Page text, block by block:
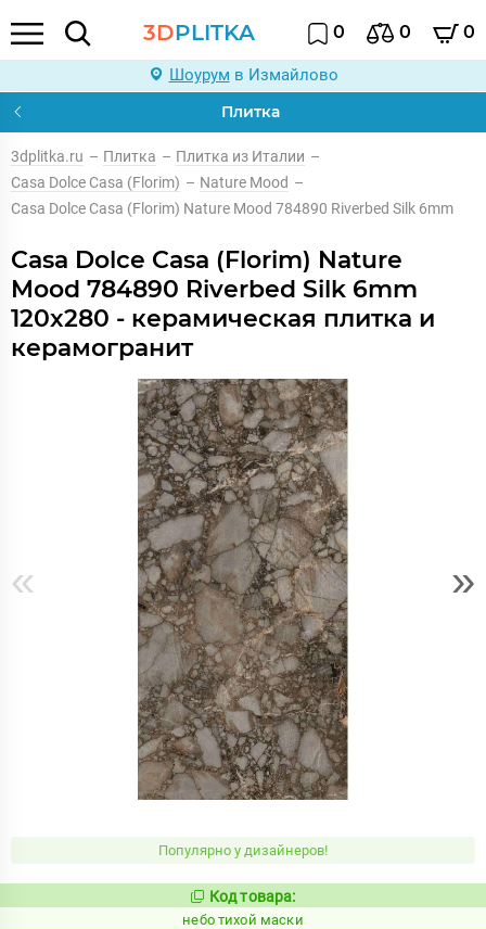
3DPLITKA 0 0 0
Шоурум в Измайлово
Плитка
3dplitka.ru – Плитка – Плитка из Италии –
Casa Dolce Casa (Florim) – Nature Mood –
Casa Dolce Casa (Florim) Nature Mood 784890 Riverbed Silk 6mm
Casa Dolce Casa (Florim) Nature
Mood 784890 Riverbed Silk 6mm
120x280 - керамическая плитка и
керамогранит
« »
Популярно у дизайнеров!
Код:
1122047
Код товара:
небо тихой маски